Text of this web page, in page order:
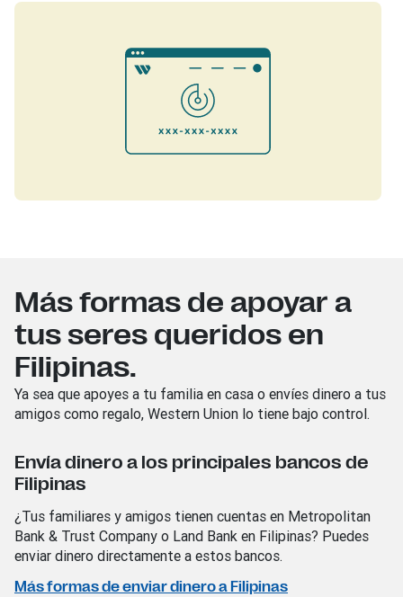
Más formas de apoyar a
tus seres queridos en
Filipinas.
Ya sea que apoyes a tu familia en casa o envíes dinero a tus
amigos como regalo, Western Union lo tiene bajo control.
Envía dinero a los principales bancos de
Filipinas
¿Tus familiares y amigos tienen cuentas en Metropolitan
Bank & Trust Company o Land Bank en Filipinas? Puedes
enviar dinero directamente a estos bancos.
Más formas de enviar dinero a Filipinas